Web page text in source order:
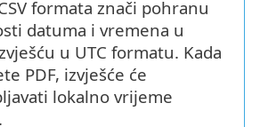
formata znači pohranu
datuma i vremena u
u UTC formatu. Kada
PDF, izvješće će
lokalno vrijeme